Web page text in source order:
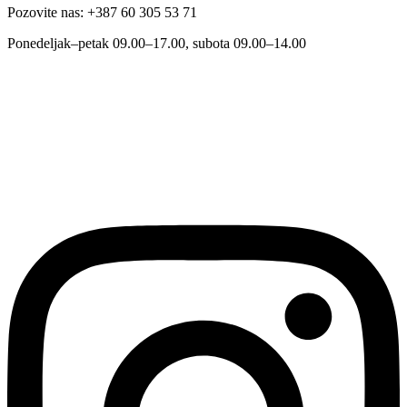
Pozovite nas: +387 60 305 53 71
Ponedeljak–petak 09.00–17.00, subota 09.00–14.00